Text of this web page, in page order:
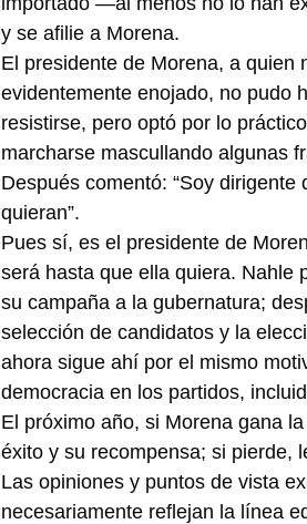
y se afilie a Morena.
El presidente de Morena, a quien
evidentemente enojado, no pudo
resistirse, pero optó por lo
marcharse mascullando algunas
Después comentó: “Soy
quieran”.
Pues sí, es el presidente de
será hasta que ella quiera. Nahle
su campaña a la gubernatura;
selección de candidatos y la
ahora sigue ahí por el mismo
democracia en los partidos,
El próximo año, si Morena gana
éxito y su recompensa; si pierde,
Las opiniones y puntos de vista
necesariamente reflejan la línea